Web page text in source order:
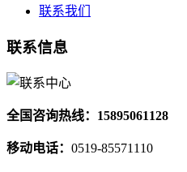
联系我们
联系信息
全国咨询热线：15895061128
移动电话： 0519-85571110